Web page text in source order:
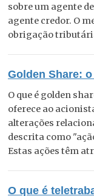
sobre um agente
agente credor. O
obrigação
Golden Share:
O que é golden
oferece ao
alterações
descrita como
Estas ações têm
O que é